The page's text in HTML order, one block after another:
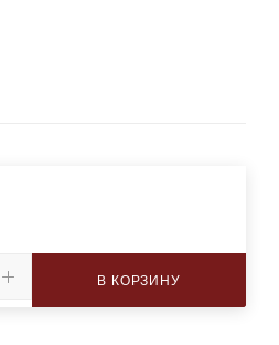
В КОРЗИНУ